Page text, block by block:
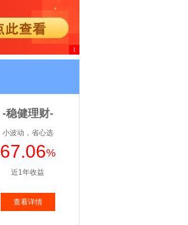
1
-稳健理财-
小波动，省心选
67.06%
近1年收益
查看详情